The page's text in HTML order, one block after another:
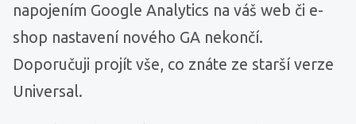
napojením Google Analytics na váš web či e-
shop nastavení nového GA nekončí.
Doporučuji projít vše, co znáte ze starší verze
Universal.